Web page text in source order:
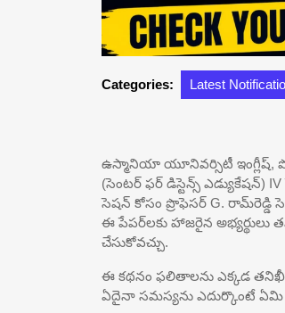
Categories: Latest
ఉస్మానియా యూనివర్సిటీ ఇంగ్లీష్,
(సెంటర్ ఫర్ డిస్టెన్స్ ఎడ్యుకేషన్)
సెషన్ కోసం ప్రొఫెసర్ G. రామ్‌రెడ్డి
ఈ పేపర్‌లకు హాజరైన
చేసుకోవచ్చు.
ఈ కథనం ఫలితాలను ఎక్కడ
ఏదైనా సమస్యను ఎదుర్కొంటే ఏమి